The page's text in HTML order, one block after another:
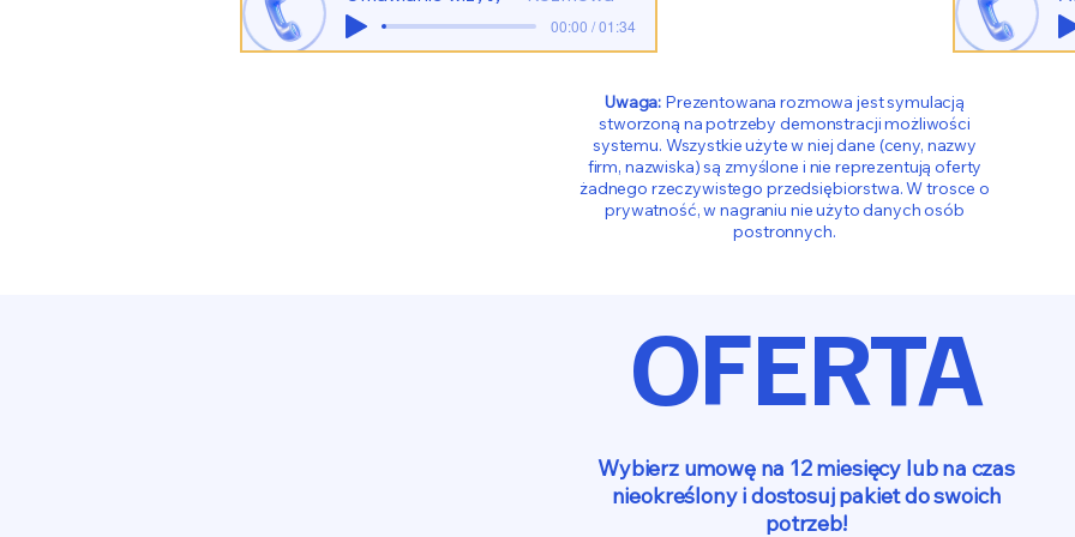
00:00 / 01:34
Uwaga: Prezentowana rozmowa jest symulacją
stworzoną na potrzeby demonstracji możliwości
systemu. Wszystkie użyte w niej dane (ceny, nazwy
firm, nazwiska) są zmyślone i nie reprezentują oferty
żadnego rzeczywistego przedsiębiorstwa. W trosce o
prywatność, w nagraniu nie użyto danych osób
postronnych.
OFERTA
Wybierz umowę na 12 miesięcy lub na czas
nieokreślony i dostosuj pakiet do swoich
potrzeb!